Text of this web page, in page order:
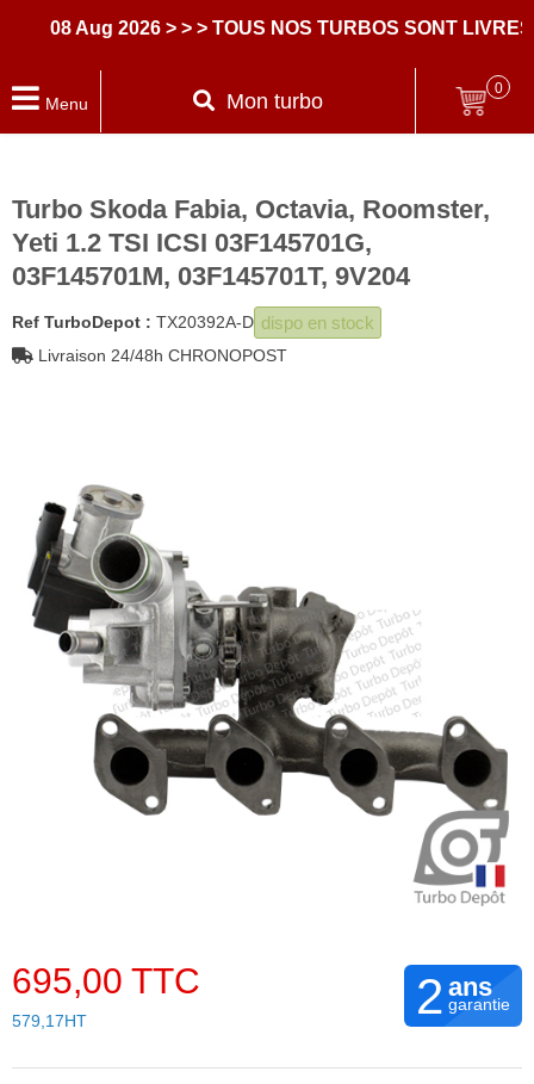
08 Aug 2026 > > > TOUS NOS TURBOS SONT LIVRES
Menu Mon turbo
0
Turbo Skoda Fabia, Octavia, Roomster,
Yeti 1.2 TSI ICSI 03F145701G,
03F145701M, 03F145701T, 9V204
Ref TurboDepot : TX20392A-D dispo en stock
Livraison 24/48h CHRONOPOST
695,00 TTC
579,17HT 2 ans
garantie